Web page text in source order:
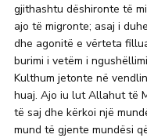
gjithashtu dëshironte të
ajo të migronte; asaj i
dhe agonitë e vërteta
burimi i vetëm i
Kulthum jetonte në
huaj. Ajo iu lut Allahut të
të saj dhe kërkoi një
mund të gjente mundësi